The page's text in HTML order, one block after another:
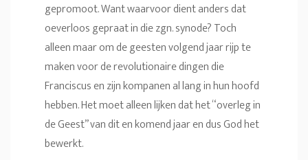
gepromoot. Want waarvoor dient anders dat
oeverloos gepraat in die zgn. synode? Toch
alleen maar om de geesten volgend jaar rijp te
maken voor de revolutionaire dingen die
Franciscus en zijn kompanen al lang in hun hoofd
hebben. Het moet alleen lijken dat het “overleg in
de Geest” van dit en komend jaar en dus God het
bewerkt.